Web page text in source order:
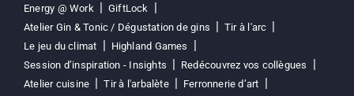
Energy @ Work
GiftLock
Atelier Gin & Tonic / Dégustation de gins
Tir à l'arc
Le jeu du climat
Highland Games
Session d’inspiration - Insights
Redécouvrez vos collègues
Atelier cuisine
Tir à l'arbalète
Ferronnerie d’art